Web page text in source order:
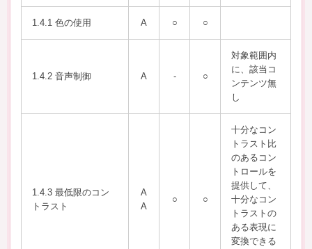
1.4.1 色の使用 A ○ ○
1.4.2 音声制御 A - ○
対象範囲内
に、該当コ
ンテンツ無
し
1.4.3 最低限のコン
トラスト
A
A
○ ○
⼗分なコン
トラスト⽐
のあるコン
トロールを
提供して、
⼗分なコン
トラストの
ある表現に
変換できる